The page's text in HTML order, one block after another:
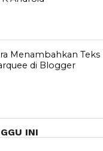
Menambahkan Teks
di Blogger
INI